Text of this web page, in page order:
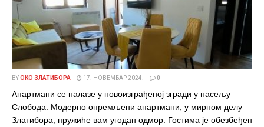
BYОКО ЗЛАТИБОРА 17. НОВЕМБАР 2024. 0
Апартмани се налазе у новоизграђеној згради у насељу
Слобода. Модерно опремљени апартмани, у мирном делу
Златибора, пружиће вам угодан одмор. Гостима je обезбеђен